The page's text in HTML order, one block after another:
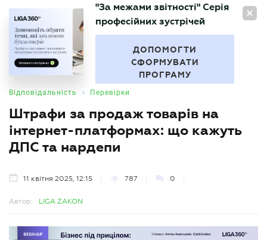
UA
БУХГАЛТЕР
"За межами звітності" Серія
професійних зустрічей
ДОПОМОГТИ
СФОРМУВАТИ
ПРОГРАМУ
Відповідальність • Перевірки
Штрафи за продаж товарів на
інтернет-платформах: що кажуть
ДПС та нардепи
11 квітня 2025, 12:15 787 0
Автор: LIGA ZAKON